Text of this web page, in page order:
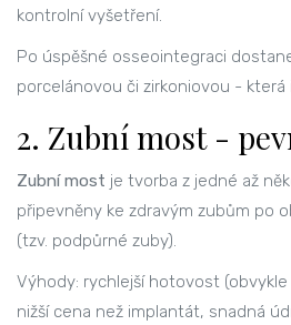
kontrolní vyšetření.
Po úspěšné osseointegraci
porcelánovou či zirkoniovou - která
2. Zubní most -
Zubní most je tvorba z jedné až
připevněny ke zdravým zubům po
(tzv. podpůrné zuby).
Výhody: rychlejší hotovost
nižší cena než implantát, snadná